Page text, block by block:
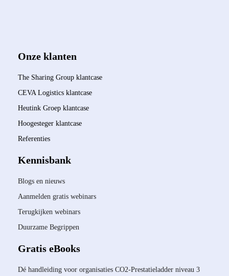
Onze klanten
The Sharing Group klantcase
CEVA Logistics klantcase
Heutink Groep klantcase
Hoogesteger klantcase
Referenties
Kennisbank
Blogs en nieuws
Aanmelden gratis webinars
Terugkijken webinars
Duurzame Begrippen
Gratis eBooks
Dé handleiding voor organisaties CO2-Prestatieladder niveau 3